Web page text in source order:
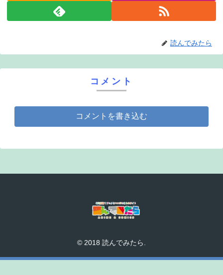
読んでみたら
コメント
コメントを書き込む
© 2018 読んでみたら.